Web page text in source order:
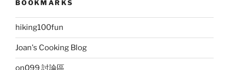
BOOKMARKS
hiking100fun
Joan's Cooking Blog
on099 討論區